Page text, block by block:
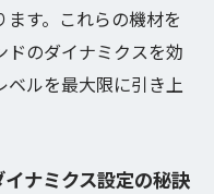
す。これらの機材を
のダイナミクスを効
ベルを最大限に引き上
ナミクス設定の秘訣